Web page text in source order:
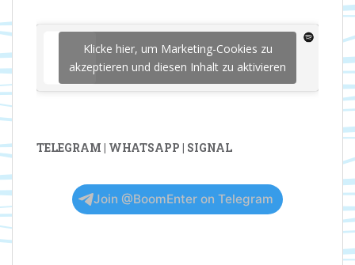
Klicke hier, um Marketing-Cookies zu
akzeptieren und diesen Inhalt zu aktivieren
TELEGRAM | WHATSAPP | SIGNAL
Join @BoomEnter on Telegram